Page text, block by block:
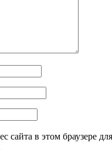
сайта в этом браузере для